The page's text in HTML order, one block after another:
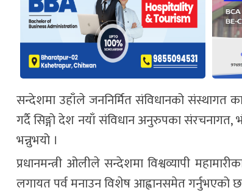
सन्देशमा उहाँले जननिर्मित संविधानको संस्थागत
गर्दै सिङ्गो देश नयाँ संविधान अनुरुपका संरचनागत,
भन्नुभयो ।
प्रधानमन्त्री ओलीले सन्देशमा विश्वव्यापी
लगायत पर्व मनाउन विशेष आह्वानसमेत गर्नुभएको